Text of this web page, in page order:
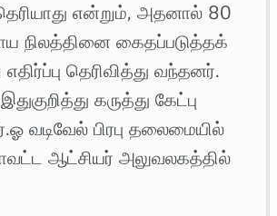
என்றும், அதனால் 80
நிலத்தினை கைதப்படுத்தக்
தெரிவித்து வந்தனர்.
கருத்து கேட்பு
வடிவேல் பிரபு தலைமையில்
ஆட்சியர் அலுவலகத்தில்